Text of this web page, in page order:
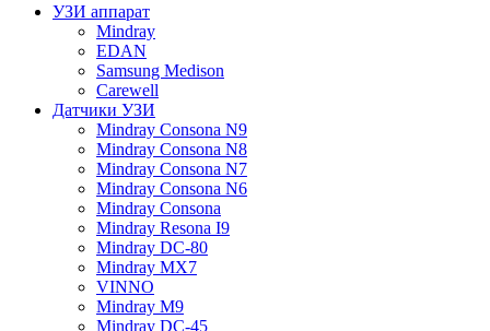
УЗИ аппарат
Mindray
EDAN
Samsung Medison
Carewell
Датчики УЗИ
Mindray Consona N9
Mindray Consona N8
Mindray Consona N7
Mindray Consona N6
Mindray Consona
Mindray Resona I9
Mindray DC-80
Mindray MX7
VINNO
Mindray M9
Mindray DC-45